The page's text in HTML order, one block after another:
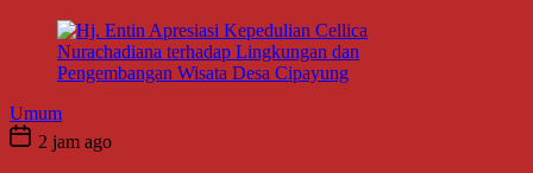
Umum
2 jam ago